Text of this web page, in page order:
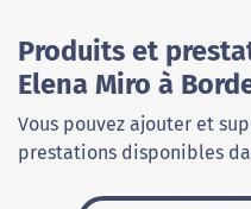
Produits et
Elena Miro à
Vous pouvez ajouter et
prestations disponibles